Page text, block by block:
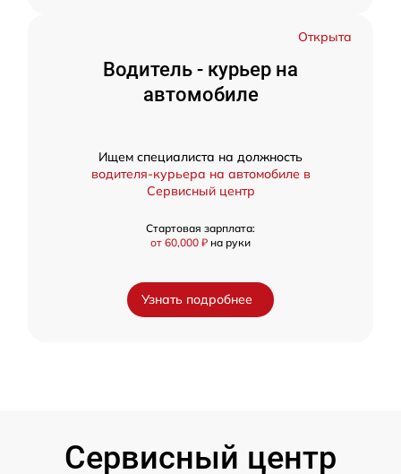
Открыта
Водитель - курьер на
автомобиле
Ищем специалиста на должность
водителя-курьера на автомобиле в
Сервисный центр
Стартовая зарплата:
от 60,000 ₽ на руки
Узнать подробнее
Сервисный центр